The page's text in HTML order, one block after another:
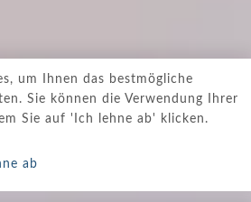
um Ihnen das bestmögliche
Sie können die Verwendung Ihrer
Sie auf 'Ich lehne ab' klicken.
ab